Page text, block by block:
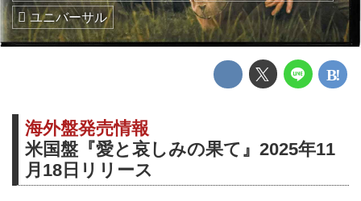
ユニバーサル
海外盤発売情報
米国盤『愛と哀しみの果て』2025年11
月18日リリース